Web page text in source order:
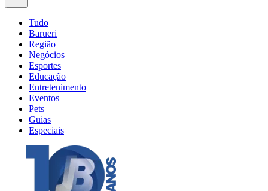
Tudo
Barueri
Região
Negócios
Esportes
Educação
Entretenimento
Eventos
Pets
Guias
Especiais
Explore Tudo
Últimas Notícias
Previsão do Tempo
Trânsito e Rotas